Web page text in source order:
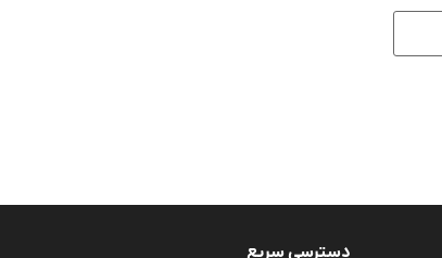
دسترسی سریع